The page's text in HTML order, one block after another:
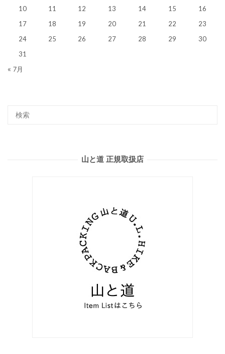
10 11 12 13 14 15
16
17
18 19 20 21 22
23
24
25 26 27 28 29
30
31
« 7月
山と道 正規取扱店